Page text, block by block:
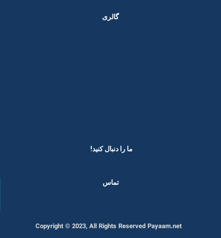
گالری
ما را دنبال کنید! ​
تماس
Copyright © 2023, All Rights Reserved Payaam.net